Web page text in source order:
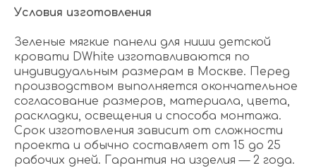
Условия изготовления
Зеленые мягкие панели для ниши детской
кровати DWhite изготавливаются по
индивидуальным размерам в Москве. Перед
производством выполняется окончательное
согласование размеров, материала, цвета,
раскладки, освещения и способа монтажа.
Срок изготовления зависит от сложности
проекта и обычно составляет от 15 до 25
рабочих дней. Гарантия на изделия — 2 года.